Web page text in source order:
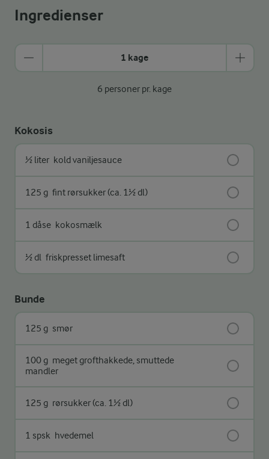
Ingredienser
1 kage
6 personer pr. kage
Kokosis
½ liter kold vaniljesauce
125 g fint rørsukker (ca. 1½ dl)
1 dåse kokosmælk
½ dl friskpresset limesaft
Bunde
125 g smør
100 g meget grofthakkede, smuttede
mandler
125 g rørsukker (ca. 1½ dl)
1 spsk hvedemel